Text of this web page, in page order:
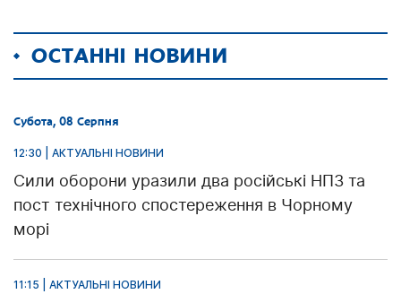
ОСТАННІ НОВИНИ
Субота, 08 Серпня
12:30 | АКТУАЛЬНІ НОВИНИ
Сили оборони уразили два російські НПЗ та
пост технічного спостереження в Чорному
морі
11:15 | АКТУАЛЬНІ НОВИНИ